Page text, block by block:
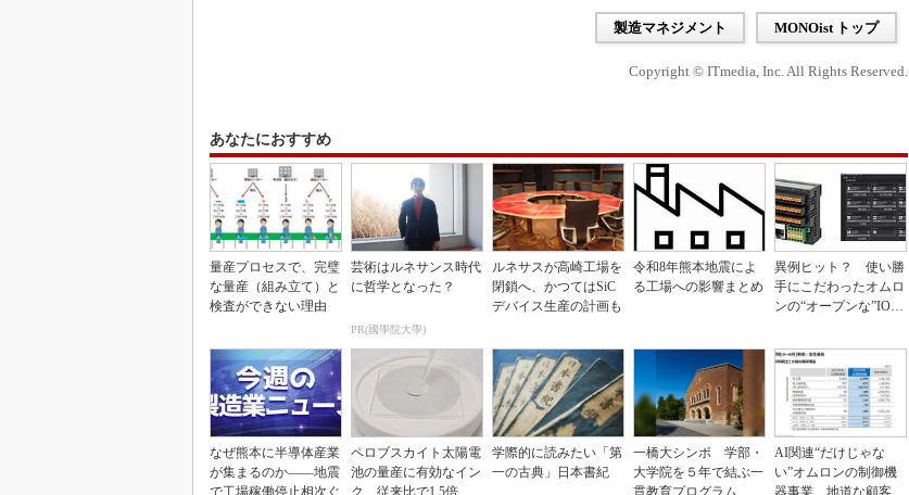
製造マネジメント MONOist トップ
Copyright © ITmedia, Inc. All Rights Reserved.
あなたにおすすめ
量産プロセスで、完璧
な量産（組み立て）と
検査ができない理由
芸術はルネサンス時代
に哲学となった？
PR(國學院大學)
ルネサスが高崎工場を
閉鎖へ、かつてはSiC
デバイス生産の計画も
令和8年熊本地震によ
る工場への影響まとめ
異例ヒット？ 使い勝
手にこだわったオムロ
ンの“オープンな”IO-L
なぜ熊本に半導体産業
が集まるのか――地震
ペロブスカイト太陽電
池の量産に有効なイン
学際的に読みたい「第
一の古典」日本書紀
一橋大シンポ 学部・
大学院を５年で結ぶ一
AI関連“だけじゃな
い”オムロンの制御機